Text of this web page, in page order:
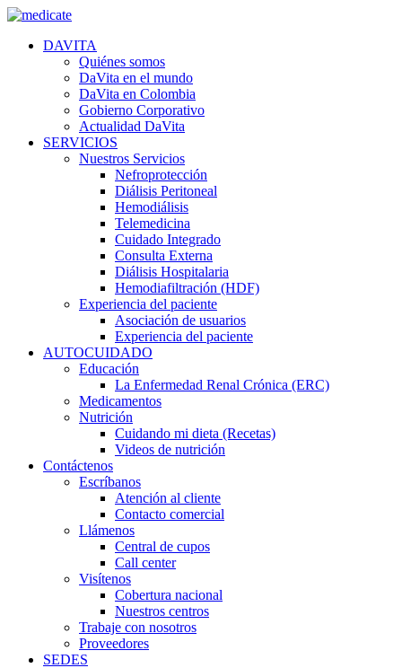
DAVITA
Quiénes somos
DaVita en el mundo
DaVita en Colombia
Gobierno Corporativo
Actualidad DaVita
SERVICIOS
Nuestros Servicios
Nefroprotección
Diálisis Peritoneal
Hemodiálisis
Telemedicina
Cuidado Integrado
Consulta Externa
Diálisis Hospitalaria
Hemodiafiltración (HDF)
Experiencia del paciente
Asociación de usuarios
Experiencia del paciente
AUTOCUIDADO
Educación
La Enfermedad Renal Crónica (ERC)
Medicamentos
Nutrición
Cuidando mi dieta (Recetas)
Videos de nutrición
Contáctenos
Escríbanos
Atención al cliente
Contacto comercial
Llámenos
Central de cupos
Call center
Visítenos
Cobertura nacional
Nuestros centros
Trabaje con nosotros
Proveedores
SEDES